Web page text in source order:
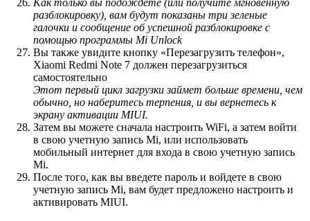
разблокировку), вам будут показаны три зеленые
галочки и сообщение об успешной разблокировке с
помощью программы Mi Unlock
Вы также увидите кнопку «Перезагрузить телефон»,
Xiaomi Redmi Note 7 должен перезагрузиться
самостоятельно
Этот первый цикл загрузки займет больше времени, чем
обычно, но наберитесь терпения, и вы вернетесь к
экрану активации MIUI.
Затем вы можете сначала настроить WiFi, а затем войти
в свою учетную запись Mi, или использовать
мобильный интернет для входа в свою учетную запись
Mi.
После того, как вы введете пароль и войдете в свою
учетную запись Mi, вам будет предложено настроить и
активировать MIUI.